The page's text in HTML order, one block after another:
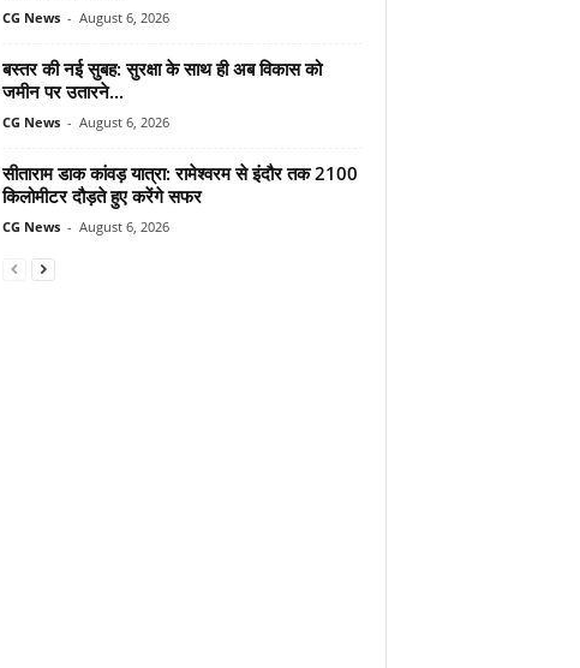
CG News - August 6, 2026
बस्तर की नई सुबह: सुरक्षा के साथ ही अब विकास को
जमीन पर उतारने...
CG News - August 6, 2026
सीताराम डाक कांवड़ यात्रा: रामेश्वरम से इंदौर तक 2100
किलोमीटर दौड़ते हुए करेंगे सफर
CG News - August 6, 2026